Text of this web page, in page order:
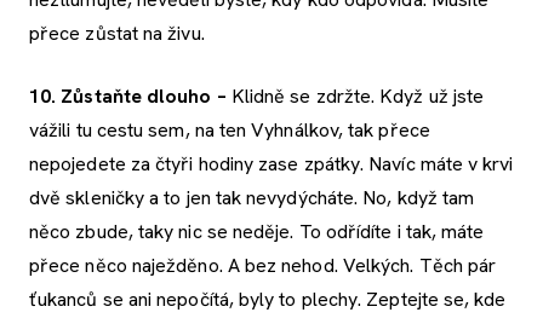
přece zůstat na živu.
10. Zůstaňte dlouho – Klidně se zdržte. Když už jste
vážili tu cestu sem, na ten Vyhnálkov, tak přece
nepojedete za čtyři hodiny zase zpátky. Navíc máte v krvi
dvě skleničky a to jen tak nevydýcháte. No, když tam
něco zbude, taky nic se neděje. To odřídíte i tak, máte
přece něco naježděno. A bez nehod. Velkých. Těch pár
ťukanců se ani nepočítá, byly to plechy. Zeptejte se, kde